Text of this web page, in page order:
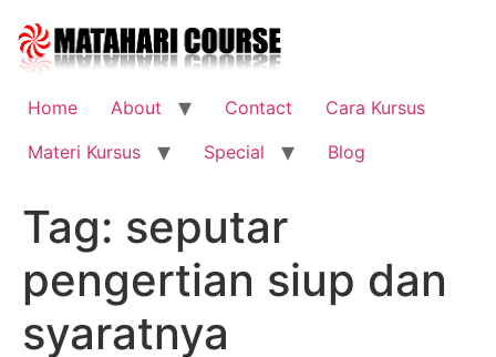
content
Home
About Contact
Cara Kursus
Materi Kursus
Special Blog
Tag: seputar
pengertian siup dan
syaratnya